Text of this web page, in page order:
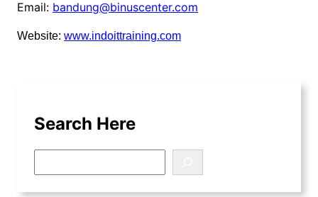
Email: bandung@binuscenter.com
Website: www.indoittraining.com
Search Here
e
a